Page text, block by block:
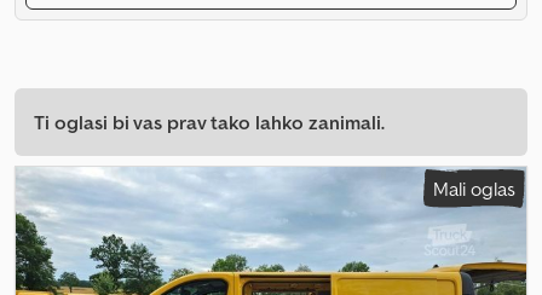
Ti oglasi bi vas prav tako lahko zanimali.
Mali oglas